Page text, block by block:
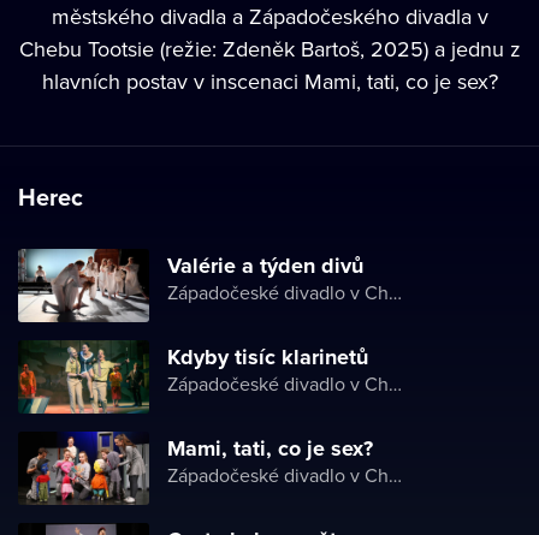
městského divadla a Západočeského divadla v
Chebu Tootsie (režie: Zdeněk Bartoš, 2025) a jednu z
hlavních postav v inscenaci Mami, tati, co je sex?
Herec
Valérie a týden divů
Západočeské divadlo v Chebu
Kdyby tisíc klarinetů
Západočeské divadlo v Chebu
Mami, tati, co je sex?
Západočeské divadlo v Chebu